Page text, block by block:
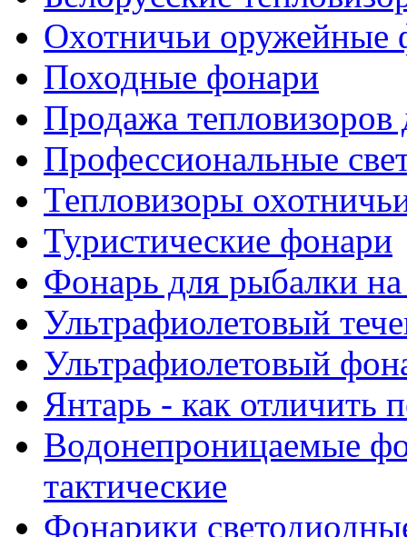
Охотничьи оружейные
Походные фонари
Продажа тепловизоров
Профессиональные
Тепловизоры
Туристические фонари
Фонарь для рыбалки на
Ультрафиолетовый
Ультрафиолетовый
Янтарь - как отличить
Водонепроницаемые
тактические
Фонарики